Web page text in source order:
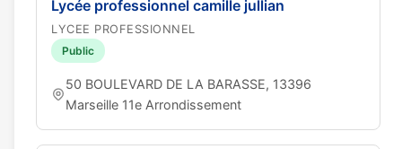
Lycée professionnel camille jullian
LYCEE PROFESSIONNEL
Public
50 BOULEVARD DE LA BARASSE, 13396
Marseille 11e Arrondissement